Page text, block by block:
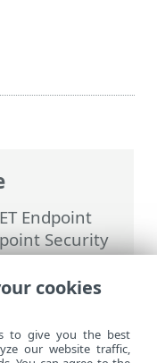
Endpoint
Security
okna –
cookies
to give you the best
our website traffic,